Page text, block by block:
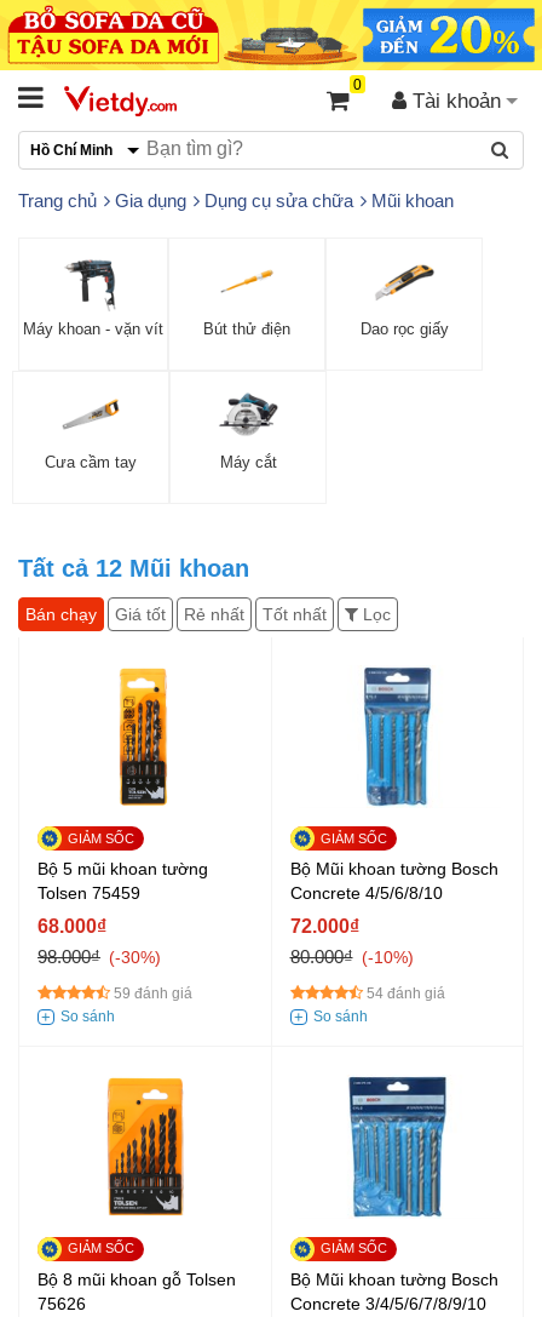
Tài khoản
0
Hồ Chí Minh
Trang chủ Gia dụng Dụng cụ sửa chữa Mũi khoan
Máy khoan - vặn vít Bút thử điện Dao rọc giấy
Cưa cầm tay Máy cắt
Tất cả 12 Mũi khoan
Bán chạy Giá tốt Rẻ nhất Tốt nhất Lọc
Bộ 5 mũi khoan tường
Tolsen 75459
68.000₫
98.000₫
-30%
59 đánh giá
Bộ Mũi khoan tường Bosch
Concrete 4/5/6/8/10
72.000₫
80.000₫
-10%
54 đánh giá
Bộ 8 mũi khoan gỗ Tolsen
75626
Bộ Mũi khoan tường Bosch
Concrete 3/4/5/6/7/8/9/10